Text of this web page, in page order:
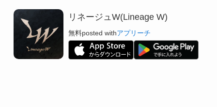
リネージュW(Lineage W)
無料posted withアプリーチ